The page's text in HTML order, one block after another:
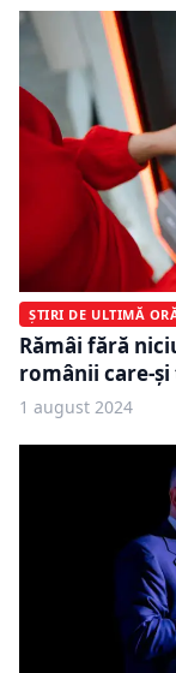
ȘTIRI DE ULTIMĂ
Rămâi fără
românii care-
1 august 2024